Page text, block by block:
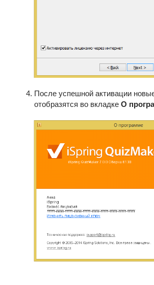
После успешной активации
отобразятся во вкладке О